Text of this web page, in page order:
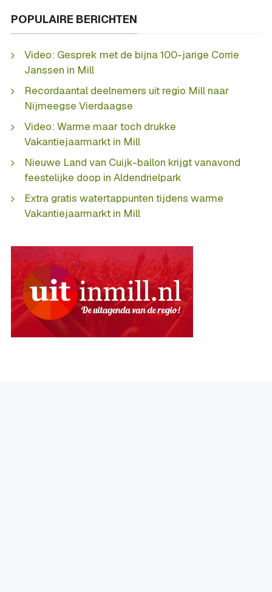
POPULAIRE BERICHTEN
Video: Gesprek met de bijna 100-jarige Corrie
Janssen in Mill
Recordaantal deelnemers uit regio Mill naar
Nijmeegse Vierdaagse
Video: Warme maar toch drukke
Vakantiejaarmarkt in Mill
Nieuwe Land van Cuijk-ballon krijgt vanavond
feestelijke doop in Aldendrielpark
Extra gratis watertappunten tijdens warme
Vakantiejaarmarkt in Mill